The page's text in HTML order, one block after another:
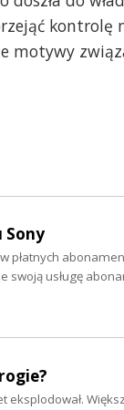
motywy
Sony
płatnych
swoją usługę
eksplodował.